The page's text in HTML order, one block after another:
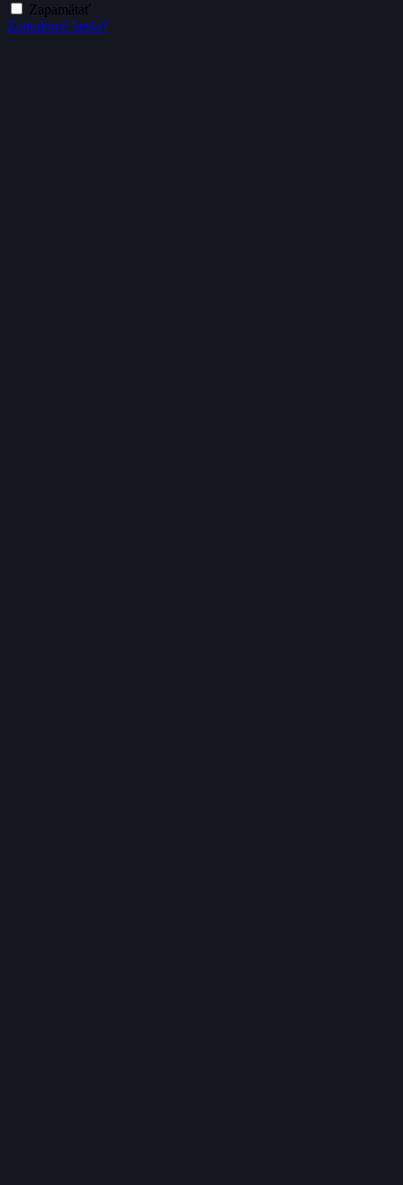
Zapamätať
Zabudnuté heslo?